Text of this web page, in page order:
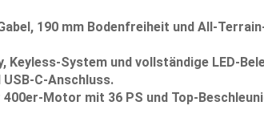
190 mm Bodenfreiheit und All-
Keyless-System und vollständige LED-
C-Anschluss.
Motor mit 36 PS und Top-